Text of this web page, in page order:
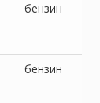
бензин
бензин